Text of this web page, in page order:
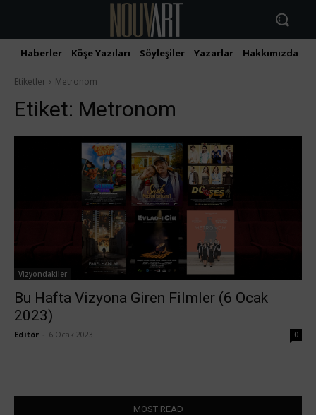
Haberler Köşe Yazıları Söyleşiler Yazarlar Hakkımızda
Etiketler Metronom
Etiket: Metronom
Vizyondakiler
Bu Hafta Vizyona Giren Filmler (6 Ocak
2023)
Editör 6 Ocak 2023 0
MOST READ